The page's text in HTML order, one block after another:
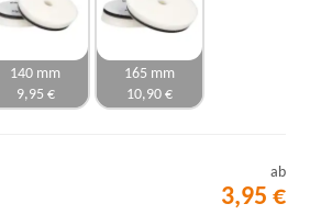
140 mm
9,95 €
165 mm
10,90 €
ab
3,95 €